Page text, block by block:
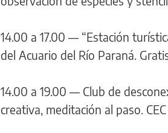
14.00 a 17.00 — “Estación
del Acuario del Río Paraná.
14.00 a 19.00 — Club de
creativa, meditación al paso.